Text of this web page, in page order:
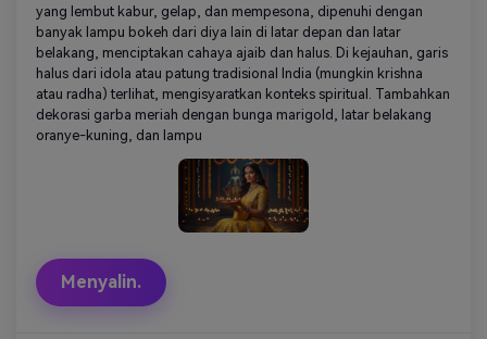
yang lembut kabur, gelap, dan mempesona, dipenuhi dengan
banyak lampu bokeh dari diya lain di latar depan dan latar
belakang, menciptakan cahaya ajaib dan halus. Di kejauhan, garis
halus dari idola atau patung tradisional India (mungkin krishna
atau radha) terlihat, mengisyaratkan konteks spiritual. Tambahkan
dekorasi garba meriah dengan bunga marigold, latar belakang
oranye-kuning, dan lampu
Menyalin.